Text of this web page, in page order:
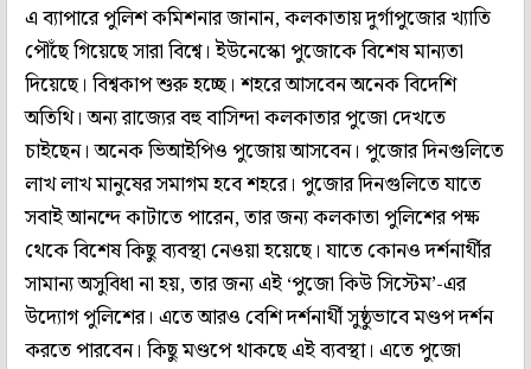
এ ব‌্যাপারে পুলিশ কমিশনার জানান, কলকাতায় দুর্গাপুজোর খ‌্যাতি
পৌঁছে গিয়েছে সারা বিশ্বে। ইউনেস্কো পুজোকে বিশেষ মান‌্যতা
দিয়েছে। বিশ্বকাপ শুরু হচ্ছে। শহরে আসবেন অনেক বিদেশি
অতিথি। অন‌্য রাজ্যের বহু বাসিন্দা কলকাতার পুজো দেখতে
চাইছেন। অনেক ভিআইপিও পুজোয় আসবেন। পুজোর দিনগুলিতে
লাখ লাখ মানুষের সমাগম হবে শহরে। পুজোর দিনগুলিতে যাতে
সবাই আনন্দে কাটাতে পারেন, তার জন‌্য কলকাতা পুলিশের পক্ষ
থেকে বিশেষ কিছু ব‌্যবস্থা নেওয়া হয়েছে। যাতে কোনও দর্শনার্থীর
সামান‌্য অসুবিধা না হয়, তার জন‌্য এই ‘পুজো কিউ সিস্টেম’-এর
উদ্যোগ পুলিশের। এতে আরও বেশি দর্শনার্থী সুষ্ঠুভাবে মণ্ডপ দর্শন
করতে পারবেন। কিছু মণ্ডপে থাকছে এই ব‌্যবস্থা। এতে পুজো